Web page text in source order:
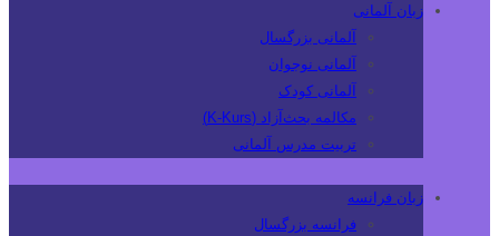
زبان آلمانی
آلمانی بزرگسال
آلمانی نوجوان
آلمانی کودک
مکالمه بحث‌آزاد (K-Kurs)
تربیت مدرس آلمانی
زبان فرانسه
فرانسه بزرگسال